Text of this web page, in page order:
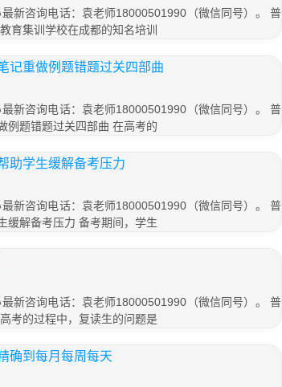
新咨询电话：袁老师18000501990（微信同号）。 普
育集训学校在成都的知名培训
记重做例题错题过关四部曲
新咨询电话：袁老师18000501990（微信同号）。 普
例题错题过关四部曲 在高考的
助学生缓解备考压力
新咨询电话：袁老师18000501990（微信同号）。 普
缓解备考压力 备考期间，学生
新咨询电话：袁老师18000501990（微信同号）。 普
考的过程中，复读生的问题是
确到每月每周每天